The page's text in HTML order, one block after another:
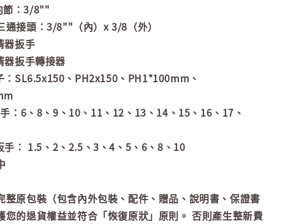
節：3/8""
接頭：3/8""（內）x 3/8（外）
器扳手
器扳手轉接器
：SL6.5x150、PH2x150、PH1*100mm、
：6、8、9、10、11、12、13、14、15、16、17、
手： 1.5、2、2.5、3、4、5、6、8、10
整原包裝（包含內外包裝、配件、贈品、說明書、保證書
您的退貨權益並符合「恢復原狀」原則。 否則產生整新費